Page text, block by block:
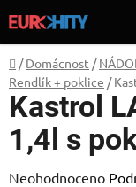
na
obsah
Domů
/ Domácnost /
Rendlík + poklice /
Kastrol
1,4l s
Průměrné
Neohodnoceno